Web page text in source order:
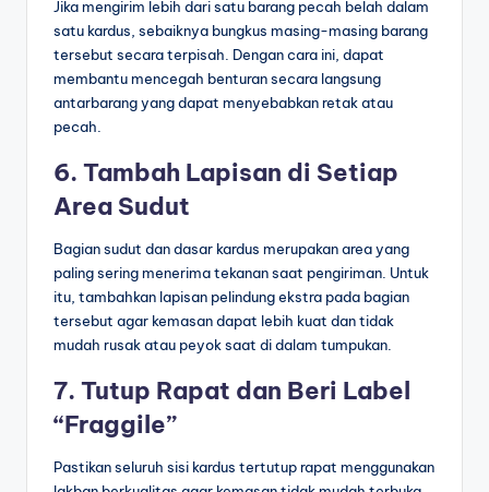
Jika mengirim lebih dari satu barang pecah belah dalam
satu kardus, sebaiknya bungkus masing-masing barang
tersebut secara terpisah. Dengan cara ini, dapat
membantu mencegah benturan secara langsung
antarbarang yang dapat menyebabkan retak atau
pecah.
6. Tambah Lapisan di Setiap
Area Sudut
Bagian sudut dan dasar kardus merupakan area yang
paling sering menerima tekanan saat pengiriman. Untuk
itu, tambahkan lapisan pelindung ekstra pada bagian
tersebut agar kemasan dapat lebih kuat dan tidak
mudah rusak atau peyok saat di dalam tumpukan.
7. Tutup Rapat dan Beri Label
“Fraggile”
Pastikan seluruh sisi kardus tertutup rapat menggunakan